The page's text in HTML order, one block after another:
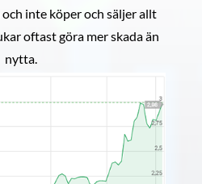
inte köper och säljer allt
oftast göra mer skada än
nytta.